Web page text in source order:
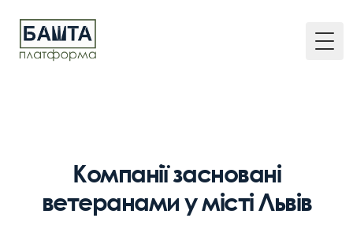
Компанії засновані
ветеранами у місті Львів